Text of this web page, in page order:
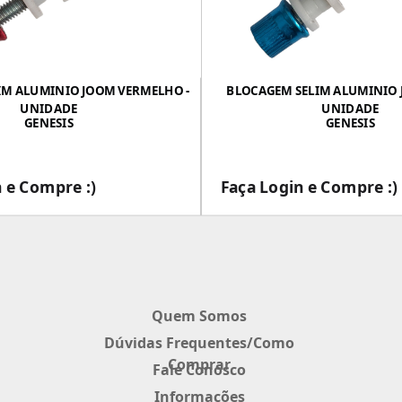
ALUMINIO JOOM VERMELHO -
UNIDADE
GENESIS
e Compre :)
BLOCAGEM SELIM ALUMINIO
UNIDADE
GENESIS
Faça Login e Compre :)
Quem Somos
Dúvidas Frequentes/Como
Comprar
Fale Conosco
Informações